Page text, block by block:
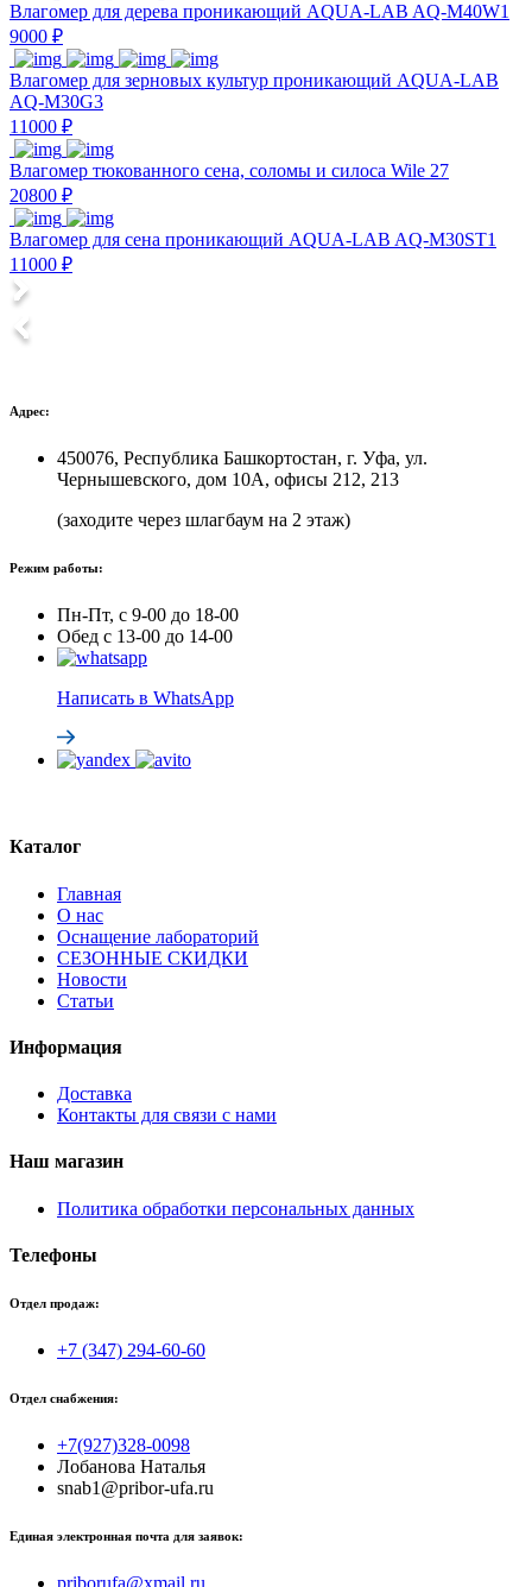
Влагомер для дерева проникающий AQUA-LAB AQ-M40W1
9000 ₽
Влагомер для зерновых культур проникающий AQUA-LAB
AQ-M30G3
11000 ₽
Влагомер тюкованного сена, соломы и силоса Wile 27
20800 ₽
Влагомер для сена проникающий AQUA-LAB AQ-M30ST1
11000 ₽
Адрес:
450076, Республика Башкортостан, г. Уфа, ул.
Чернышевского, дом 10А, офисы 212, 213
(заходите через шлагбаум на 2 этаж)
Режим работы:
Пн-Пт, с 9-00 до 18-00
Обед с 13-00 до 14-00
Написать в WhatsApp
Каталог
Главная
О нас
Оснащение лабораторий
СЕЗОННЫЕ СКИДКИ
Новости
Статьи
Информация
Доставка
Контакты для связи с нами
Наш магазин
Политика обработки персональных данных
Телефоны
Отдел продаж:
+7 (347) 294-60-60
Отдел снабжения:
+7(927)328-0098
Лобанова Наталья
snab1@pribor-ufa.ru
Единая электронная почта для заявок:
priborufa@xmail.ru